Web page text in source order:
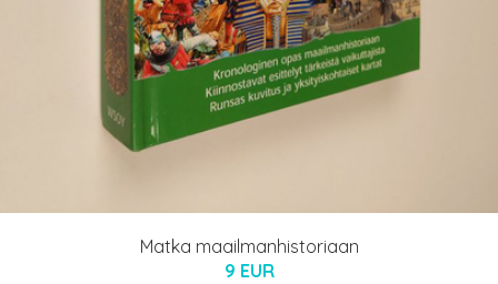
Matka maailmanhistoriaan
9 EUR